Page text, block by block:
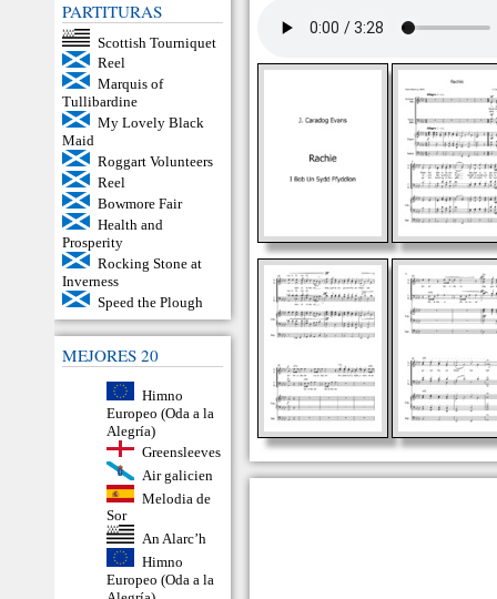
PARTITURAS
Scottish Tourniquet
Reel
Marquis of
Tullibardine
My Lovely Black
Maid
Roggart Volunteers
Reel
Bowmore Fair
Health and
Prosperity
Rocking Stone at
Inverness
Speed the Plough
MEJORES 20
Himno
Europeo (Oda a la
Alegría)
Greensleeves
Air galicien
Melodia de
Sor
An Alarc’h
Himno
Europeo (Oda a la